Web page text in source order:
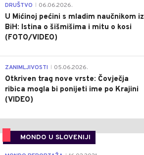
DRUŠTVO 06.06.2026.
U Mićinoj pećini s mladim naučnikom iz
BiH: Istina o šišmišima i mitu o kosi
(FOTO/VIDEO)
ZANIMLJIVOSTI 05.06.2026.
Otkriven trag nove vrste: Čovječja
ribica mogla bi ponijeti ime po Krajini
(VIDEO)
MONDO U SLOVENIJI